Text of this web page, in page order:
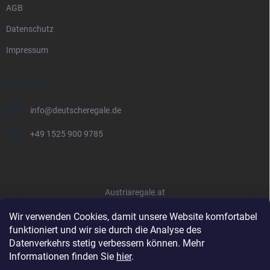
Wir verwenden Cookies, damit unsere Website komfortabel
funktioniert und wir sie durch die Analyse des
Datenverkehrs stetig verbessern können. Mehr
Informationen finden Sie hier.
AGB
Datenschutz
Impressum
KONTAKT
info@deutscheregale.de
+49 1525 900 9785
Austriaregale.at